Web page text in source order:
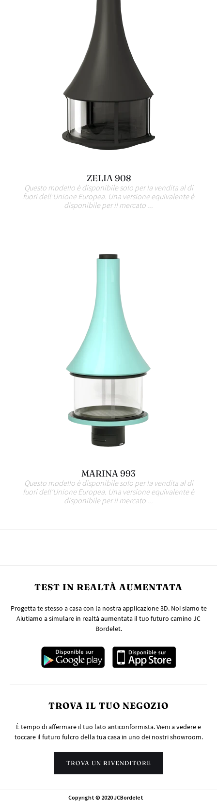
ZELIA 908
Questo modello è disponibile solo per la vendita al di
fuori dell’Unione Europea. Una versione equivalente è
disponibile per il mercato ...
MARINA 993
Questo modello è disponibile solo per la vendita al di
fuori dell’Unione Europea. Una versione equivalente è
disponibile per il mercato ...
TEST IN REALTÀ AUMENTATA
Progetta te stesso a casa con la nostra applicazione 3D. Noi siamo te
Aiutiamo a simulare in realtà aumentata il tuo futuro camino JC
Bordelet.
TROVA IL TUO NEGOZIO
È tempo di affermare il tuo lato anticonformista. Vieni a vedere e
toccare il futuro fulcro della tua casa in uno dei nostri showroom.
TROVA UN RIVENDITORE
Copyright © 2020 JCBordelet